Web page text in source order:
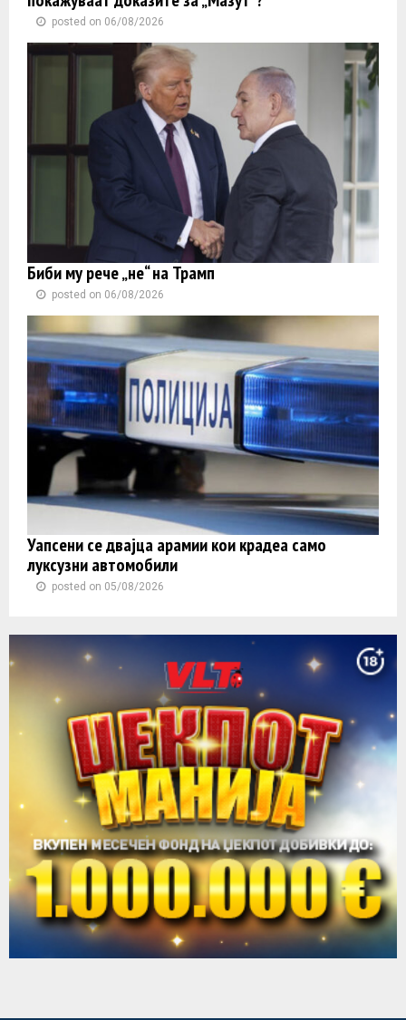
posted on 06/08/2026
Биби му рече „не“ на Трамп
posted on 06/08/2026
Уапсени се двајца арамии кои крадеа само
луксузни автомобили
posted on 05/08/2026